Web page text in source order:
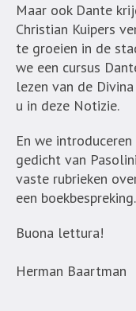
Maar ook Dante
Christian Kuipers
te groeien in de
we een cursus
lezen van de
u in deze Notizie.
En we
gedicht van
vaste rubrieken
een boekbespreking.
Buona lettura!
Herman Baartman